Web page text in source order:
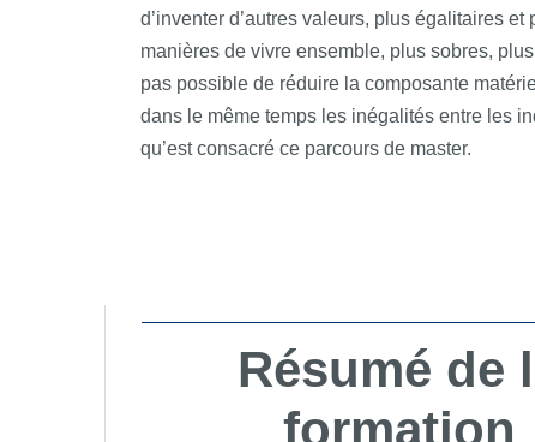
d’inventer d’autres valeurs, plus égalitaires
manières de vivre ensemble, plus sobres,
pas possible de réduire la composante
dans le même temps les inégalités entre les
qu’est consacré ce parcours de master.
Résumé de
formation